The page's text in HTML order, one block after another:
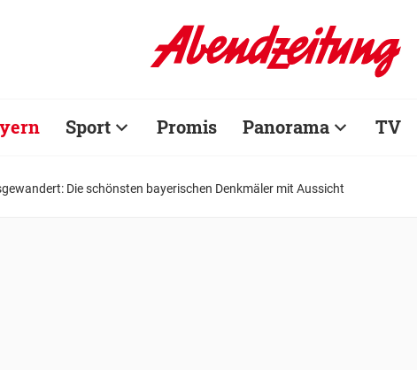
Sport Promis Panorama TV
Die schönsten bayerischen Denkmäler mit Aussicht